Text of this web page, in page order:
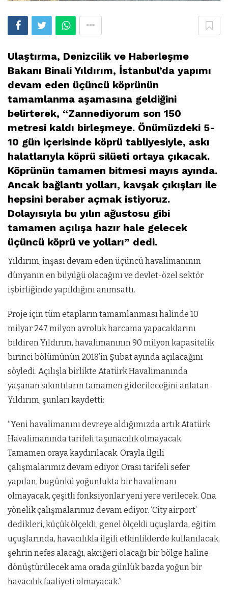
Ulaştırma, Denizcilik ve Haberleşme
Bakanı Binali Yıldırım, İstanbul’da yapımı
devam eden üçüncü köprünün
tamamlanma aşamasına geldiğini
belirterek, “Zannediyorum son 150
metresi kaldı birleşmeye. Önümüzdeki 5-
10 gün içerisinde köprü tabliyesiyle, askı
halatlarıyla köprü silüeti ortaya çıkacak.
Köprünün tamamen bitmesi mayıs ayında.
Ancak bağlantı yolları, kavşak çıkışları ile
hepsini beraber açmak istiyoruz.
Dolayısıyla bu yılın ağustosu gibi
tamamen açılışa hazır hale gelecek
üçüncü köprü ve yolları” dedi.
Yıldırım, inşası devam eden üçüncü havalimanının
dünyanın en büyüğü olacağını ve devlet-özel sektör
işbirliğinde yapıldığını anımsattı.
Proje için tüm etapların tamamlanması halinde 10
milyar 247 milyon avroluk harcama yapacaklarını
bildiren Yıldırım, havalimanının 90 milyon kapasitelik
birinci bölümünün 2018’in Şubat ayında açılacağını
söyledi. Açılışla birlikte Atatürk Havalimanında
yaşanan sıkıntıların tamamen giderileceğini anlatan
Yıldırım, şunları kaydetti:
“Yeni havalimanını devreye aldığımızda artık Atatürk
Havalimanında tarifeli taşımacılık olmayacak.
Tamamen oraya kaydırılacak. Orayla ilgili
çalışmalarımız devam ediyor. Orası tarifeli sefer
yapılan, bugünkü yoğunlukta bir havalimanı
olmayacak, çeşitli fonksiyonlar yeni yere verilecek. Ona
yönelik çalışmalarımız devam ediyor. ‘City airport’
dedikleri, küçük ölçekli, genel ölçekli uçuşlarda, eğitim
uçuşlarında, havacılıkla ilgili etkinliklerde kullanılacak,
şehrin nefes alacağı, akciğeri olacağı bir bölge haline
dönüştürülecek ama orada günlük bazda yoğun bir
havacılık faaliyeti olmayacak.”